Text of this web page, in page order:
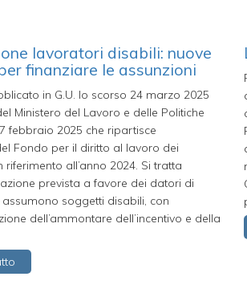
lavoratori disabili: nuove
finanziare le assunzioni
in G.U. lo scorso 24 marzo 2025
Ministero del Lavoro e delle Politiche
febbraio 2025 che ripartisce
Fondo per il diritto al lavoro dei
riferimento all’anno 2024. Si tratta
prevista a favore dei datori di
soggetti disabili, con
dell’ammontare dell’incentivo e della